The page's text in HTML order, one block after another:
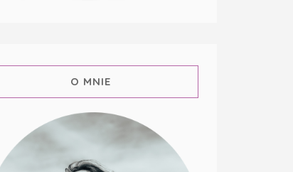
O MNIE